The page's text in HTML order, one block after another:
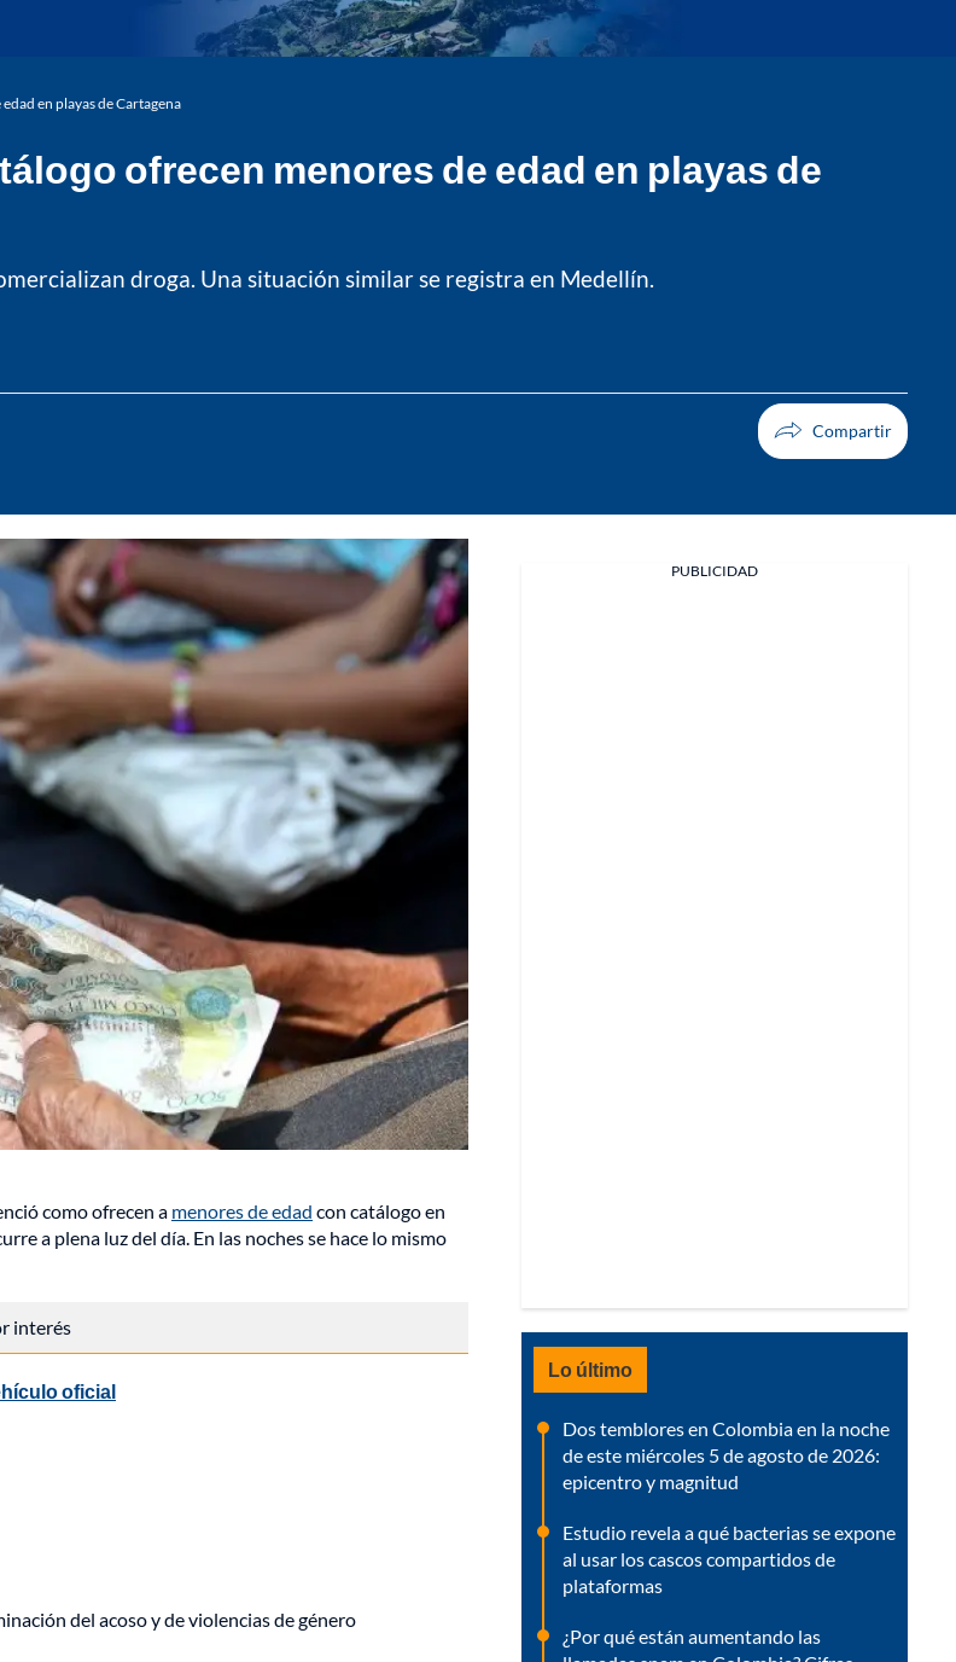
en playas de Cartagena
ofrecen menores de edad en playas de
droga. Una situación similar se registra en Medellín.
como ofrecen a menores de edad con catálogo en
a plena luz del día. En las noches se hace lo mismo
interés
oficial
del acoso y de violencias de género
PUBLICIDAD
Lo último
Dos temblores en Colombia en la noche
de este miércoles 5 de agosto de 2026:
epicentro y magnitud
Estudio revela a qué bacterias se expone
al usar los cascos compartidos de
plataformas
¿Por qué están aumentando las